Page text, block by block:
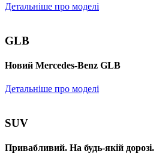
Детальніше про моделі
GLB
Новий Mercedes-Benz GLB
Детальніше про моделі
SUV
Привабливий. На будь-якій дорозі.